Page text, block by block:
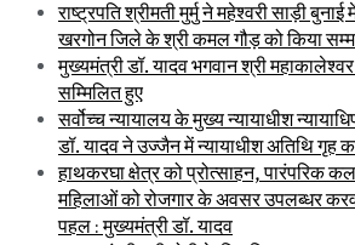
राष्ट्रपति श्रीमती मुर्मु ने महेश्वरी साड़ी
खरगोन जिले के श्री कमल गौड़ को किया
मुख्यमंत्री डॉ. यादव भगवान श्री
सम्मिलित हुए
सर्वोच्च न्यायालय के मुख्‍य न्‍यायाधीश
डॉ. यादव ने उज्जैन में न्यायाधीश अतिथि गृह
हाथकरघा क्षेत्र को प्रोत्साहन, पारंपरिक
महिलाओं को रोजगार के अवसर उपलब्धर
पहल : मुख्यमंत्री डॉ. यादव